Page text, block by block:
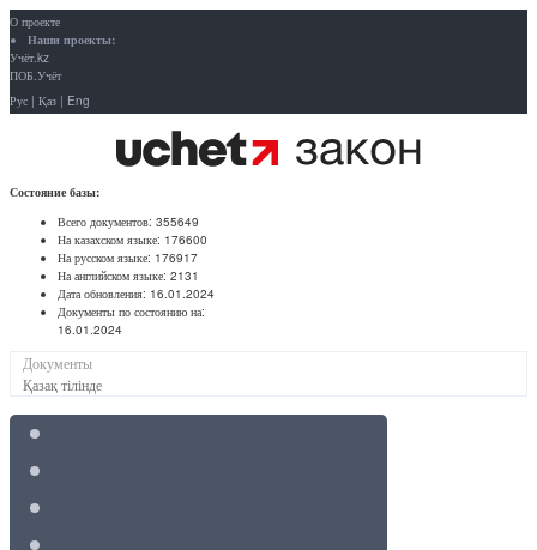
О проекте
Наши проекты:
Учёт.kz
ПОБ.Учёт
Рус | Қаз | Eng
Состояние базы:
Всего документов: 355649
На казахском языке: 176600
На русском языке: 176917
На английском языке: 2131
Дата обновления: 16.01.2024
Документы по состоянию на:
16.01.2024
Документы
Қазақ тілінде